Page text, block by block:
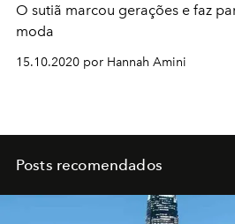
O sutiã marcou gerações e faz
moda
15.10.2020 por Hannah Amini
Posts recomendados